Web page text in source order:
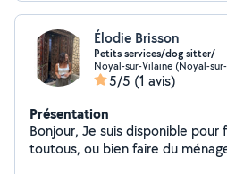
Élodie Brisson
Petits services/dog sitter/
Noyal-sur-Vilaine (Noyal-
5/5 (1 avis)
Présentation
Bonjour, Je suis disponible pour faire des balades à vos
toutous, ou bien faire du